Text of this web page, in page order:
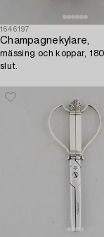
1646197
Champagnekylare,
mässing och koppar,
slut.